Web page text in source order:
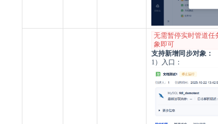
无需暂停实时管道任
象即可
支持新增同步对象：
1）入口：